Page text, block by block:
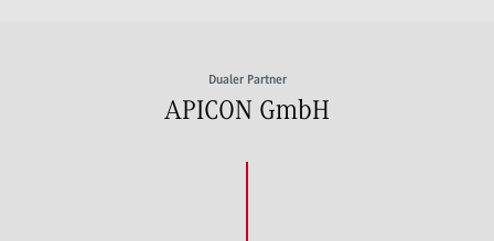
Dualer Partner
APICON GmbH